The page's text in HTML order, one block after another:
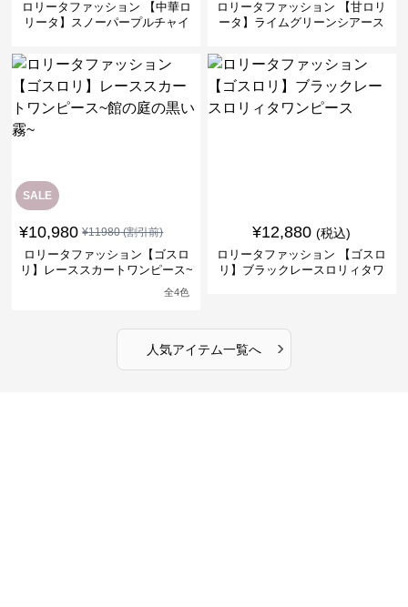
ロリータファッション 【中華ロ
リータ】スノーパープルチャイ
ロリータファッション 【甘ロリ
ータ】ライムグリーンシアース
SALE
¥10,980 ¥11980(割引前)
ロリータファッション【ゴスロ
リ】レーススカートワンピース~
全4色
¥12,880 (税込)
ロリータファッション 【ゴスロ
リ】ブラックレースロリィタワ
人気アイテム一覧へ ›